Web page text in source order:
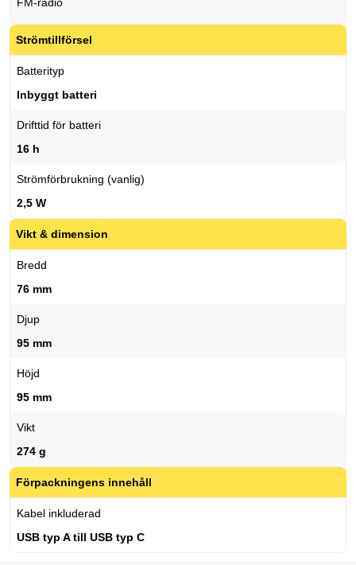
Strömtillförsel
Batterityp
Inbyggt batteri
Drifttid för batteri
16 h
Strömförbrukning (vanlig)
2,5 W
Vikt & dimension
Bredd
76 mm
Djup
95 mm
Höjd
95 mm
Vikt
274 g
Förpackningens innehåll
Kabel inkluderad
USB typ A till USB typ C